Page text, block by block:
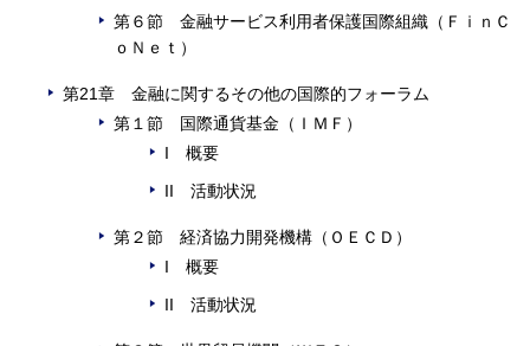
第６節 金融サービス利用者保護国際組織（ＦｉｎＣ
ｏＮｅｔ）
第21章 金融に関するその他の国際的フォーラム
第１節 国際通貨基金（ＩＭＦ）
I 概要
II 活動状況
第２節 経済協力開発機構（ＯＥＣＤ）
I 概要
II 活動状況